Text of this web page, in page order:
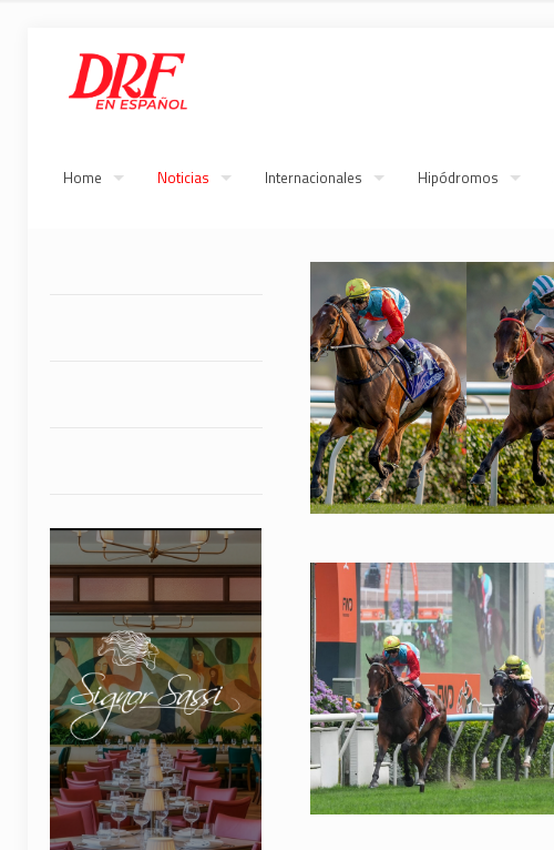
Home Noticias Internacionales Hipódromos